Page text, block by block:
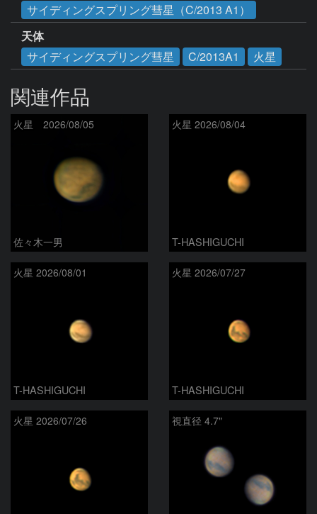
サイディングスプリング彗星（C/2013 A1）
天体
サイディングスプリング彗星
C/2013A1 火星
関連作品
火星 2026/08/05
佐々木一男
火星 2026/08/04
T-HASHIGUCHI
火星 2026/08/01
T-HASHIGUCHI
火星 2026/07/27
T-HASHIGUCHI
火星 2026/07/26 視直径 4.7"